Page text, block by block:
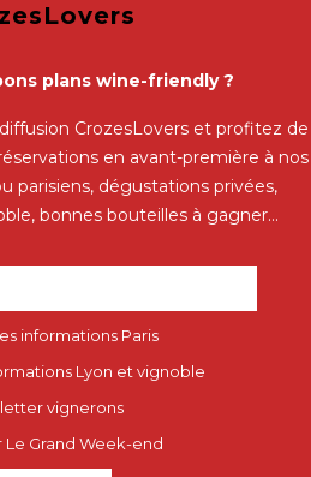
plans wine-friendly ?
CrozesLovers et profitez de
en avant-première à nos
parisiens, dégustations privées,
bonnes bouteilles à gagner...
informations Paris
Lyon et vignoble
vignerons
Grand Week-end